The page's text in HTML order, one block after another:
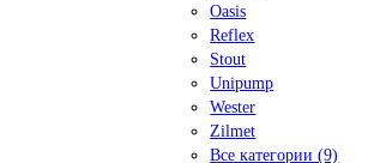
Oasis
Reflex
Stout
Unipump
Wester
Zilmet
Все категории (9)